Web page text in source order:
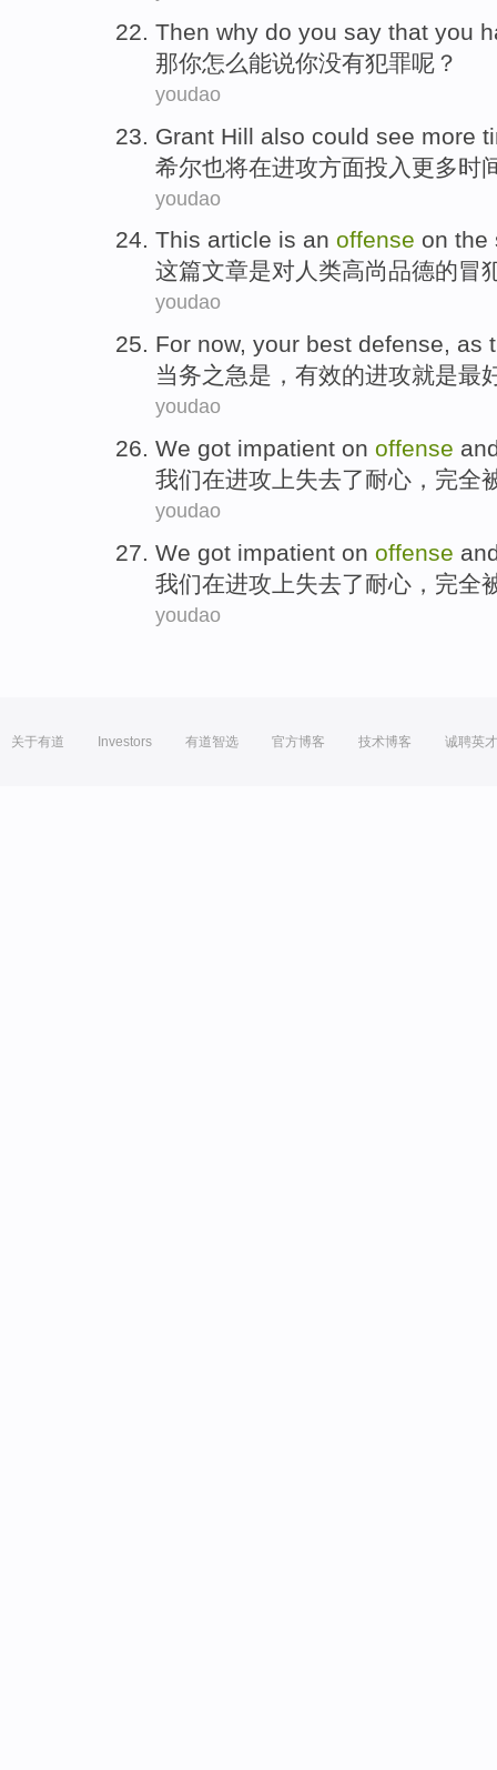
Then why do you say that you
那你怎么能说你没有犯罪呢？
youdao
Grant Hill also could see more
希尔也将在进攻方面投入 更多时
youdao
This article is an offense on the
这篇文章是对人类高尚品德的冒
youdao
For now, your best defense, as
当务之急是 ，有效的进攻就是最
youdao
We got impatient on offense
我们在进攻 上失去了耐心， 完全
youdao
We got impatient on offense
我们在进攻 上失去了耐心， 完全
youdao
关于有道 Investors 有道智选 官方博客 技术博客 诚聘英才